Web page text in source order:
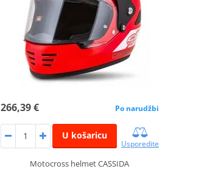
266,39 € Po narudžbi
U košaricu
Usporedite
Motocross helmet CASSIDA